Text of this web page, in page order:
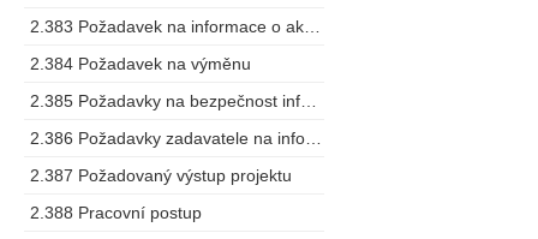
2.384 Požadavek na výměnu
2.387 Požadovaný výstup projektu
2.388 Pracovní postup